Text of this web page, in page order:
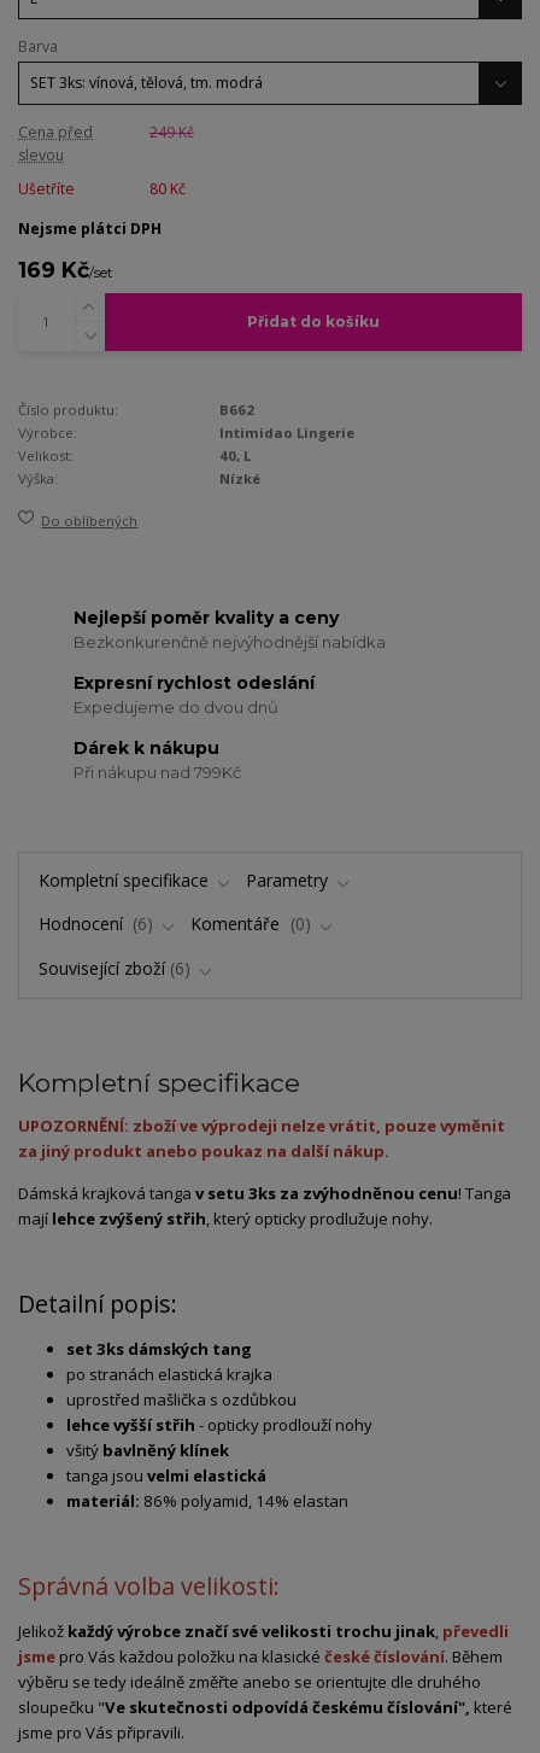
Barva
Cena před
slevou
249 Kč
Ušetříte
80 Kč
Nejsme plátci DPH
169 Kč/set
Přidat do košíku
Číslo produktu:
B662
Výrobce:
Intimidao Lingerie
Velikost:
40, L
Výška:
Nízké
Do oblíbených
Nejlepší poměr kvality a ceny
Bezkonkurenčně nejvýhodnější nabídka
Expresní rychlost odeslání
Expedujeme do dvou dnů
Dárek k nákupu
Při nákupu nad 799Kč
Kompletní specifikace
Parametry
Hodnocení
6 Komentáře
0
Související zboží 6
Kompletní specifikace
UPOZORNĚNÍ: zboží ve výprodeji nelze vrátit, pouze vyměnit
za jiný produkt anebo poukaz na další nákup.
Dámská krajková tanga v setu 3ks za zvýhodněnou cenu! Tanga
mají lehce zvýšený střih, který opticky prodlužuje nohy.
Detailní popis:
set 3ks dámských tang
po stranách elastická krajka
uprostřed mašlička s ozdůbkou
lehce vyšší střih - opticky prodlouží nohy
všitý bavlněný klínek
tanga jsou velmi elastická
materiál: 86% polyamid, 14% elastan
Správná volba velikosti:
Jelikož každý výrobce značí své velikosti trochu jinak, převedli
jsme pro Vás každou položku na klasické české číslování. Během
výběru se tedy ideálně změřte anebo se orientujte dle druhého
sloupečku "Ve skutečnosti odpovídá českému číslování", které
jsme pro Vás připravili.